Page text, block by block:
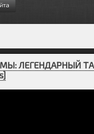
ЛЕГЕНДАРНЫЙ